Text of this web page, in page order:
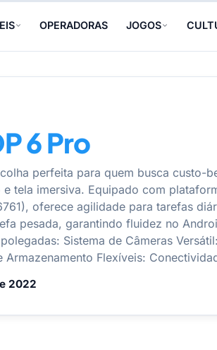
OPERADORAS JOGOS
6 Pro
perfeita para quem busca custo-
tela imersiva. Equipado com
oferece agilidade para tarefas
pesada, garantindo fluidez no
Sistema de Câmeras
Armazenamento Flexíveis:
2022